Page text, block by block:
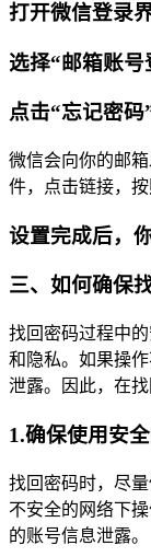
打开微信登录
选择“邮箱账号
点击“忘记密码
微信会向你的邮
件，点击链接，按
设置完成后，
三、如何确保
找回密码过程中
和隐私。如果操
泄露。因此，在
1.确保使用安
找回密码时，尽
不安全的网络下
的账号信息泄露。